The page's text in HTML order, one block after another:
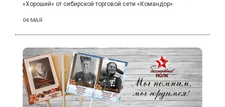
«Хороший» от сибирской торговой сети «Командор».
04 МАЯ